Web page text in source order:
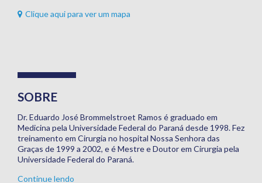
Clique aqui para ver um mapa
SOBRE
Dr. Eduardo José Brommelstroet Ramos é graduado em
Medicina pela Universidade Federal do Paraná desde 1998. Fez
treinamento em Cirurgia no hospital Nossa Senhora das
Graças de 1999 a 2002, e é Mestre e Doutor em Cirurgia pela
Universidade Federal do Paraná.
Continue lendo